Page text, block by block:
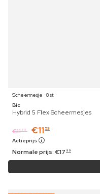
Scheermesje ⋅ 8 st
Bic
Hybrid 5 Flex Scheermesjes
€11 89 €11 53
Actieprijs
Normale prijs:€17 99